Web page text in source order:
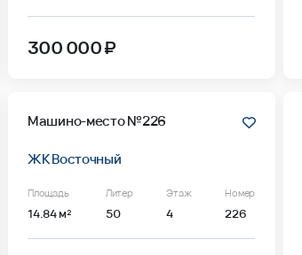
300 000 ₽
Машино-место №226
ЖК Восточный
Площадь
14.84 м²
Литер
50
Этаж
4
Номер
226